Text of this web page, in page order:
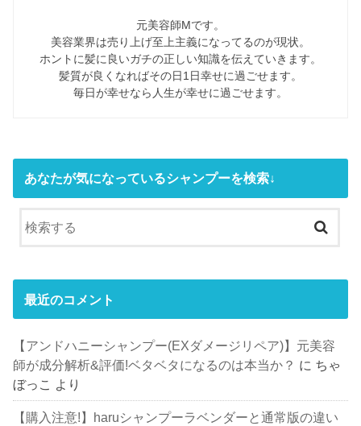
元美容師Mです。
美容業界は売り上げ至上主義になってるのが現状。
ホントに髪に良いガチの正しい知識を伝えていきます。
髪質が良くなればその日1日幸せに過ごせます。
毎日が幸せなら人生が幸せに過ごせます。
あなたが気になっているシャンプーを検索↓
最近のコメント
【アンドハニーシャンプー(EXダメージリペア)】元美容
師が成分解析&評価!ベタベタになるのは本当か？ に ちゃ
ぼっこ より
【購入注意!】haruシャンプーラベンダーと通常版の違い